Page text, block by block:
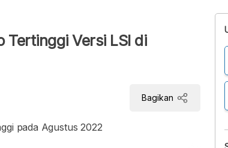
Tertinggi Versi LSI di
Bagikan
pada Agustus 2022